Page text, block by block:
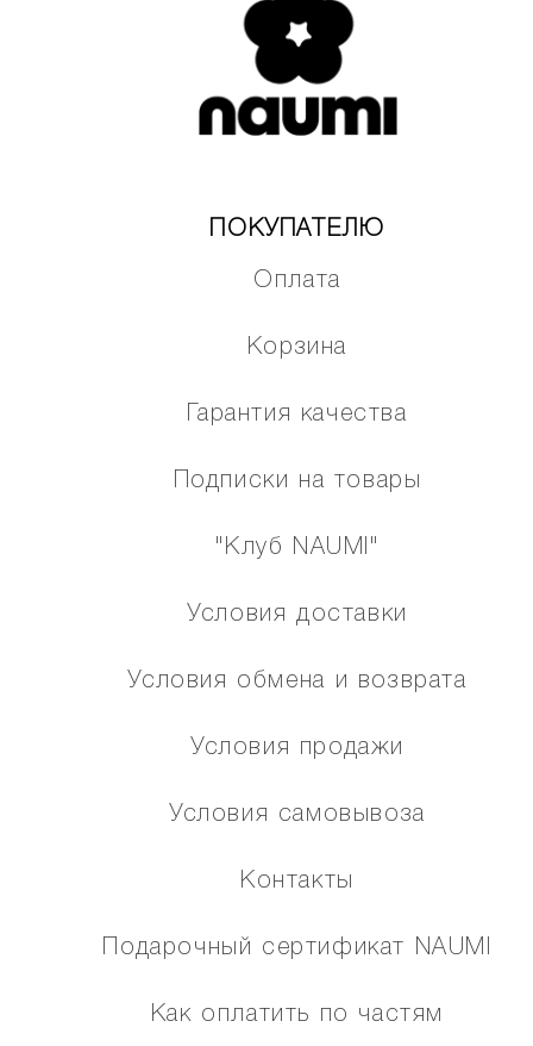
ПОКУПАТЕЛЮ
Оплата
Корзина
Гарантия качества
Подписки на товары
"Клуб NAUMI"
Условия доставки
Условия обмена и возврата
Условия продажи
Условия самовывоза
Контакты
Подарочный сертификат NAUMI
Как оплатить по частям